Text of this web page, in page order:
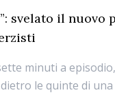
svelato il nuovo
minuti a
le quinte di